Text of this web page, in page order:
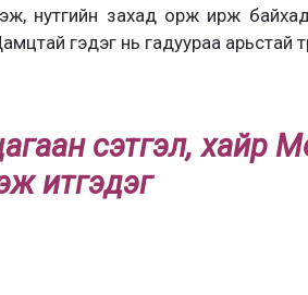
нутгийн захад орж ирж
гэдэг нь гадуураа арьстай
сэтгэл, хайр
итгэдэг